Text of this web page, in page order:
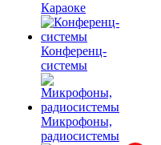
Караоке
Конференц-
системы
Микрофоны,
радиосистемы